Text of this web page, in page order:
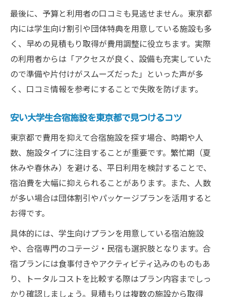
大学生合宿向け施設選びの注意ポイント
「危ない」を回避する東京都合宿の注意点
大学生合宿で避けたい危ないトラブル事例
東京都合宿で安全を守るためのチェック項
目
宿泊施設選びで見落としがちな危険ポイン
ト
大学生合宿の契約時に注意すべき事項
実践的な大学生合宿の費用相場と成功ポイント
大学生合宿の費用相場と見積もりの出し方
サークル合宿を安く抑えるための予算管理
大学生合宿の平均日数と費用内訳の目安
東京都で賢く大学生合宿費用を節約する方
法
合宿費用と施設選びで後悔しないためのコ
最後に、予算と利用者の口コミも見逃せません。東京都
内には学生向け割引や団体特典を用意している施設も多
く、早めの見積もり取得が費用調整に役立ちます。実際
の利用者からは「アクセスが良く、設備も充実していた
ので準備や片付けがスムーズだった」といった声が多
く、口コミ情報を参考にすることで失敗を防げます。
安い大学生合宿施設を東京都で見つけるコツ
東京都で費用を抑えて合宿施設を探す場合、時期や人
数、施設タイプに注目することが重要です。繁忙期（夏
休みや春休み）を避ける、平日利用を検討することで、
宿泊費を大幅に抑えられることがあります。また、人数
が多い場合は団体割引やパッケージプランを活用すると
お得です。
具体的には、学生向けプランを用意している宿泊施設
や、合宿専門のコテージ・民宿も選択肢となります。合
宿プランには食事付きやアクティビティ込みのものもあ
り、トータルコストを比較する際はプラン内容までしっ
かり確認しましょう。見積もりは複数の施設から取得